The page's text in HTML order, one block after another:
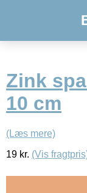
Zink
10 cm
(Læs mere)
19 kr. (Vis